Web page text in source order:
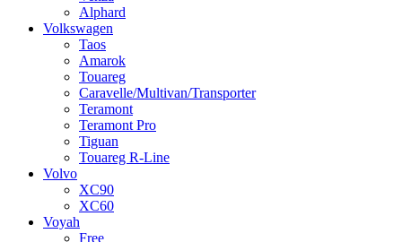
Alphard
Volkswagen
Taos
Amarok
Touareg
Caravelle/Multivan/Transporter
Teramont
Teramont Pro
Tiguan
Touareg R-Line
Volvo
XC90
XC60
Voyah
Free